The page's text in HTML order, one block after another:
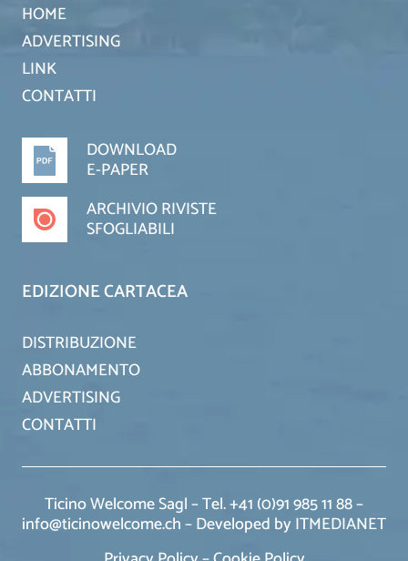
HOME
ADVERTISING
LINK
CONTATTI
DOWNLOAD
E-PAPER
ARCHIVIO RIVISTE
SFOGLIABILI
EDIZIONE CARTACEA
DISTRIBUZIONE
ABBONAMENTO
ADVERTISING
CONTATTI
Ticino Welcome Sagl – Tel. +41 (0)91 985 11 88 –
info@ticinowelcome.ch –Developed by ITMEDIANET